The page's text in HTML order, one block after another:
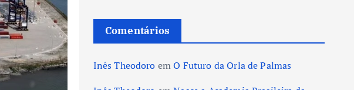
Comentários
Inês Theodoro emO Futuro da Orla de Palmas